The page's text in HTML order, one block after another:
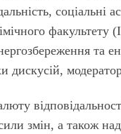
соціальні
факультету
та
дискусій,
змін, а також